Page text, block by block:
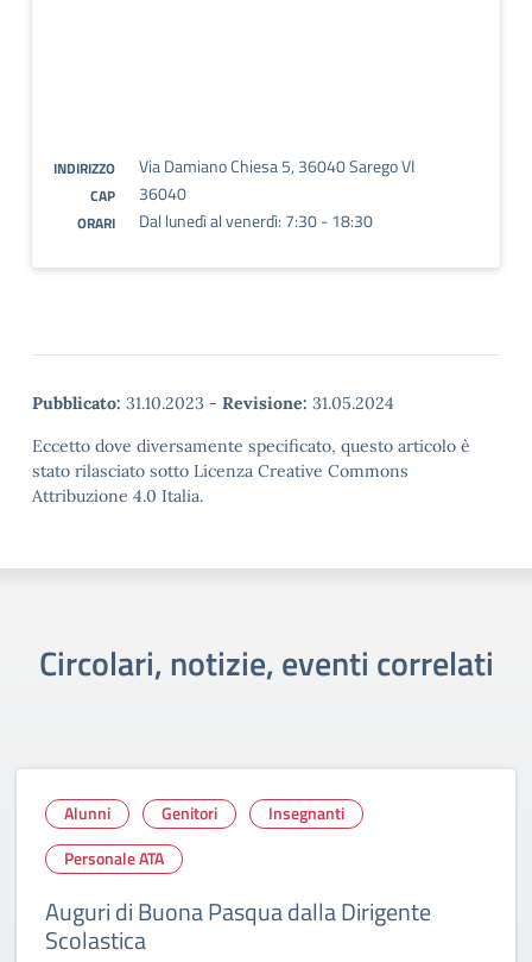
INDIRIZZO Via Damiano Chiesa 5, 36040 Sarego VI
CAP 36040
ORARI Dal lunedì al venerdì: 7:30 - 18:30
Pubblicato: 31.10.2023 - Revisione: 31.05.2024
Eccetto dove diversamente specificato, questo articolo è
stato rilasciato sotto Licenza Creative Commons
Attribuzione 4.0 Italia.
Circolari, notizie, eventi correlati
Alunni Genitori
Insegnanti
Personale ATA
Auguri di Buona Pasqua dalla Dirigente
Scolastica